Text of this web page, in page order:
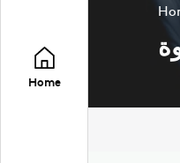
Home